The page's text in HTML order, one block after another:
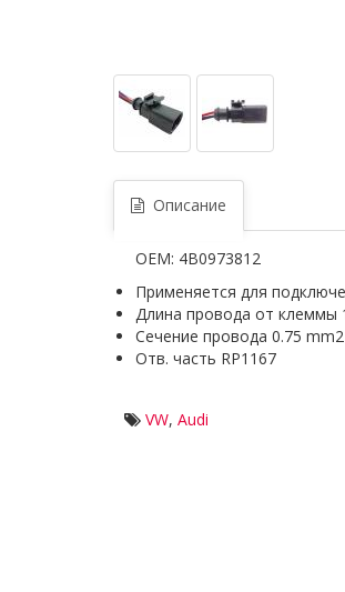
Описание
OEM: 4B0973812
Применяется для
Длина провода от клеммы
Сечение провода 0.75 mm2
Отв. часть RP1167
VW, Audi